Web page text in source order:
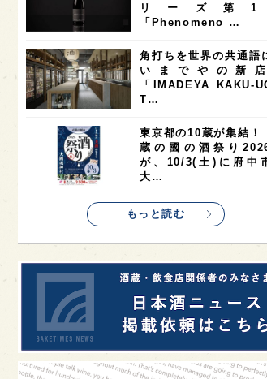
SAKEの時代を生きる 静岡県 1 長崎県
全蔵めぐり 1 シンガポール 1 カナダ 1
群馬県 1 熊本県 徳島県
イギリス 1 ノルウェー 1 新宿区 1
歌舞伎町 1 1 鳥取県 1
saketimes_image_4
リーズ第1
「Phenomeno …
角打ちを世界の共通語
いまでやの新
「IMADEYA KAKU-
T…
東京都の10蔵が集結！
蔵の國の酒祭り
が、10/3(土)に府中
大…
もっと読む